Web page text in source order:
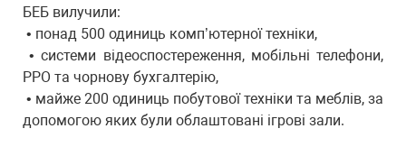
БЕБ вилучили:
• понад 500 одиниць комп’ютерної техніки,
• системи відеоспостереження, мобільні телефони,
РРО та чорнову бухгалтерію,
• майже 200 одиниць побутової техніки та меблів, за
допомогою яких були облаштовані ігрові зали.